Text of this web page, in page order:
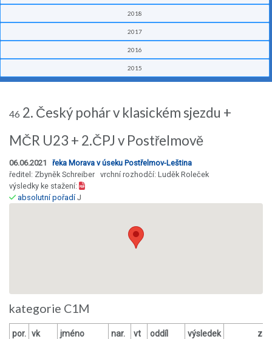
2018
2017
2016
2015
46 2. Český pohár v klasickém sjezdu +
MČR U23 + 2.ČPJ v Postřelmově
06.06.2021 řeka Morava v úseku Postřelmov-Leština
ředitel: Zbyněk Schreiber vrchní rozhodčí: Luděk Roleček
výsledky ke stažení:
absolutní pořadíJ
kategorie C1M
por. vk jméno nar. vt oddíl výsledek
za